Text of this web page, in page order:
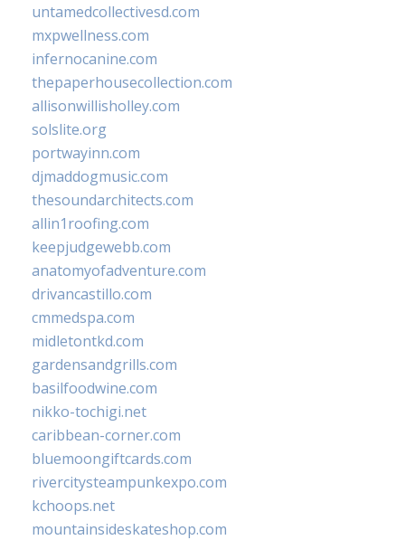
untamedcollectivesd.com
mxpwellness.com
infernocanine.com
thepaperhousecollection.com
allisonwillisholley.com
solslite.org
portwayinn.com
djmaddogmusic.com
thesoundarchitects.com
allin1roofing.com
keepjudgewebb.com
anatomyofadventure.com
drivancastillo.com
cmmedspa.com
midletontkd.com
gardensandgrills.com
basilfoodwine.com
nikko-tochigi.net
caribbean-corner.com
bluemoongiftcards.com
rivercitysteampunkexpo.com
kchoops.net
mountainsideskateshop.com